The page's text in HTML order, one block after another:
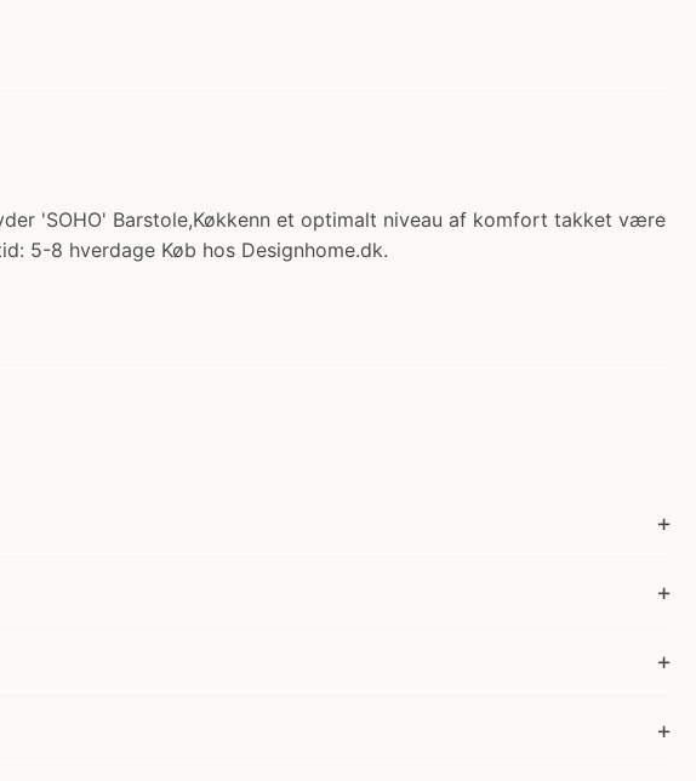
'SOHO' Barstole,Køkkenn et optimalt niveau af komfort takket være
5-8 hverdage Køb hos Designhome.dk.